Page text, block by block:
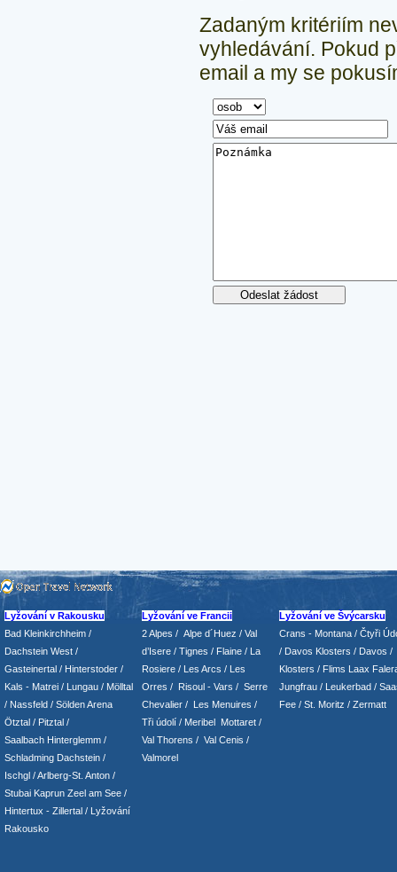
Zadaným kritériím
vyhledávání. Pokud
email a my se
Lyžování v Rakousku
Bad Kleinkirchheim /
Dachstein West /
Gasteinertal / Hinterstoder /
Kals - Matrei / Lungau / Mölltal
/ Nassfeld / Sölden Arena
Ötztal / Pitztal /
Saalbach Hinterglemm /
Schladming Dachstein /
Ischgl /Arlberg-St. Anton /
Stubai Kaprun Zeel am See /
Hintertux - Zillertal / Lyžování
Rakousko
Lyžování ve Francii
2 Alpes / Alpe d´Huez / Val
d’Isere / Tignes / Flaine / La
Rosiere / Les Arcs / Les
Orres / Risoul - Vars / Serre
Chevalier / Les Menuires /
Tři údolí / Meribel Mottaret /
Val Thorens / Val Cenis /
Valmorel
Lyžování ve Švýcarsku
Crans - Montana / Čtyři
/ Davos Klosters / Davos /
Klosters / Flims Laax
Jungfrau / Leukerbad /
Fee / St. Moritz / Zermatt